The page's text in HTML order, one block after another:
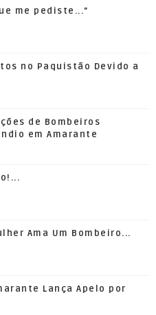
me pediste..."
no Paquistão Devido a
de Bombeiros
em Amarante
Ama Um Bombeiro...
Lança Apelo por